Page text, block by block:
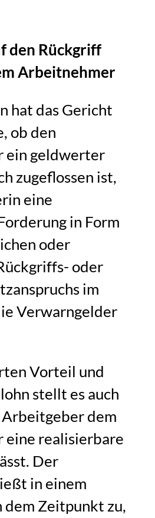
den Rückgriff
Arbeitnehmer
hat das Gericht
ob den
ein geldwerter
zugeflossen ist,
eine
in Form
oder
oder
im
Verwarngelder
Vorteil und
stellt es auch
dem
eine realisierbare
Der
in einem
dem Zeitpunkt zu,